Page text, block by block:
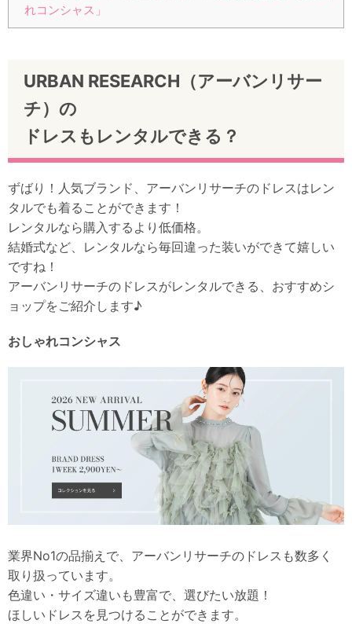
れコンシャス」
URBAN RESEARCH（アーバンリサー
チ）の
ドレスもレンタルできる？
ずばり！人気ブランド、アーバンリサーチのドレスはレン
タルでも着ることができます！
レンタルなら購入するより低価格。
結婚式など、レンタルなら毎回違った装いができて嬉しい
ですね！
アーバンリサーチのドレスがレンタルできる、おすすめシ
ョップをご紹介します♪
おしゃれコンシャス
業界No1の品揃えで、アーバンリサーチのドレスも数多く
取り扱っています。
色違い・サイズ違いも豊富で、選びたい放題！
ほしいドレスを見つけることができます。